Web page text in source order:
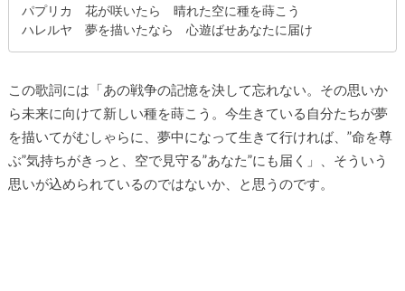
パプリカ 花が咲いたら 晴れた空に種を蒔こう
ハレルヤ 夢を描いたなら 心遊ばせあなたに届け
この歌詞には「あの戦争の記憶を決して忘れない。その思いか
ら未来に向けて新しい種を蒔こう。今生きている自分たちが夢
を描いてがむしゃらに、夢中になって生きて行ければ、”命を尊
ぶ”気持ちがきっと、空で見守る”あなた”にも届く」、そういう
思いが込められているのではないか、と思うのです。